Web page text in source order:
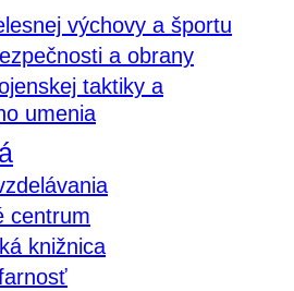
výchovy a športu
a obrany
taktiky a
umenia
centrum
knižnica